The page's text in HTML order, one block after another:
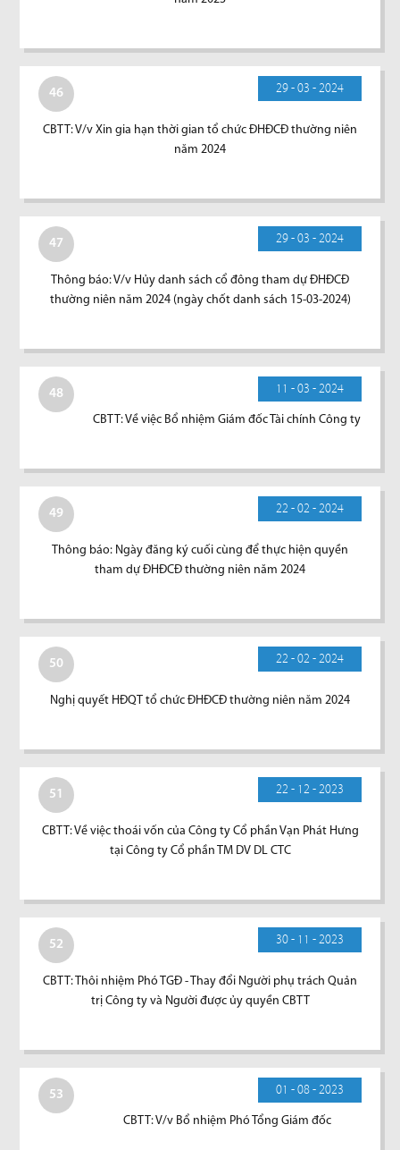
46 29 - 03 - 2024
CBTT: V/v Xin gia hạn thời gian tổ chức ĐHĐCĐ thường niên
năm 2024
47 29 - 03 - 2024
Thông báo: V/v Hủy danh sách cổ đông tham dự ĐHĐCĐ
thường niên năm 2024 (ngày chốt danh sách 15-03-2024)
48 11 - 03 - 2024
CBTT: Về việc Bổ nhiệm Giám đốc Tài chính Công ty
49 22 - 02 - 2024
Thông báo: Ngày đăng ký cuối cùng để thực hiện quyền
tham dự ĐHĐCĐ thường niên năm 2024
50 22 - 02 - 2024
Nghị quyết HĐQT tổ chức ĐHĐCĐ thường niên năm 2024
51 22 - 12 - 2023
CBTT: Về việc thoái vốn của Công ty Cổ phần Vạn Phát Hưng
tại Công ty Cổ phần TM DV DL CTC
52 30 - 11 - 2023
CBTT: Thôi nhiệm Phó TGĐ - Thay đổi Người phụ trách Quản
trị Công ty và Người được ủy quyền CBTT
53 01 - 08 - 2023
CBTT: V/v Bổ nhiệm Phó Tổng Giám đốc